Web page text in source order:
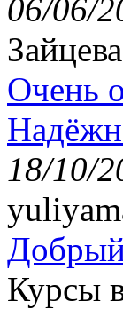
06/06/
Зайцева
Очень
18/10/
Добрый
Курсы